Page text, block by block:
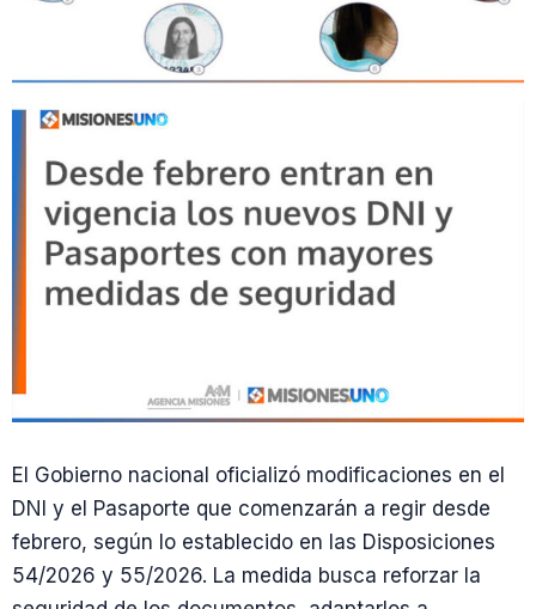
El Gobierno nacional oficializó modificaciones en el
DNI y el Pasaporte que comenzarán a regir desde
febrero, según lo establecido en las Disposiciones
54/2026 y 55/2026. La medida busca reforzar la